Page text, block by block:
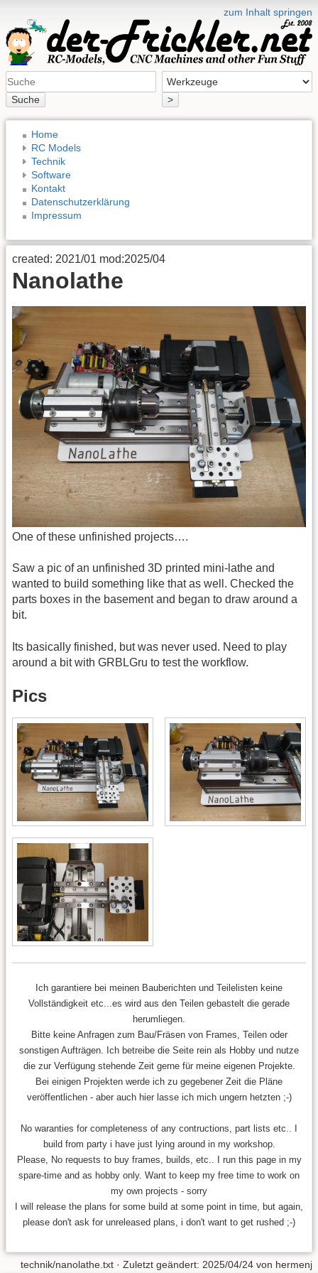
zum Inhalt springen
Suche >
Home
RC Models
Technik
Software
Kontakt
Datenschutzerklärung
Impressum
created: 2021/01 mod:2025/04
Nanolathe
One of these unfinished projects….
Saw a pic of an unfinished 3D printed mini-lathe and
wanted to build something like that as well. Checked the
parts boxes in the basement and began to draw around a
bit.
Its basically finished, but was never used. Need to play
around a bit with GRBLGru to test the workflow.
Pics
Ich garantiere bei meinen Bauberichten und Teilelisten keine
Vollständigkeit etc...es wird aus den Teilen gebastelt die gerade
herumliegen.
Bitte keine Anfragen zum Bau/Fräsen von Frames, Teilen oder
sonstigen Aufträgen. Ich betreibe die Seite rein als Hobby und nutze
die zur Verfügung stehende Zeit gerne für meine eigenen Projekte.
Bei einigen Projekten werde ich zu gegebener Zeit die Pläne
veröffentlichen - aber auch hier lasse ich mich ungern hetzten ;-)
No waranties for completeness of any contructions, part lists etc.. I
build from party i have just lying around in my workshop.
Please, No requests to buy frames, builds, etc.. I run this page in my
spare-time and as hobby only. Want to keep my free time to work on
my own projects - sorry
I will release the plans for some build at some point in time, but again,
please don't ask for unreleased plans, i don't want to get rushed ;-)
technik/nanolathe.txt · Zuletzt geändert: 2025/04/24 von hermenj